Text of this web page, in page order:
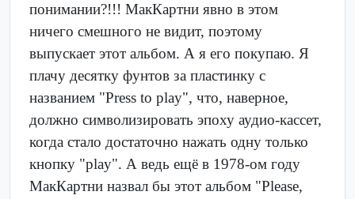
понимании?!!! МакКартни явно в этом
ничего смешного не видит, поэтому
выпускает этот альбом. А я его покупаю. Я
плачу десятку фунтов за пластинку c
названием "Press to play", что, наверное,
должно символизировать эпоху аудио-кассет,
когда стало достаточно нажать одну только
кнопку "play". А ведь ещё в 1978-ом году
МакКартни назвал бы этот альбом "Please,